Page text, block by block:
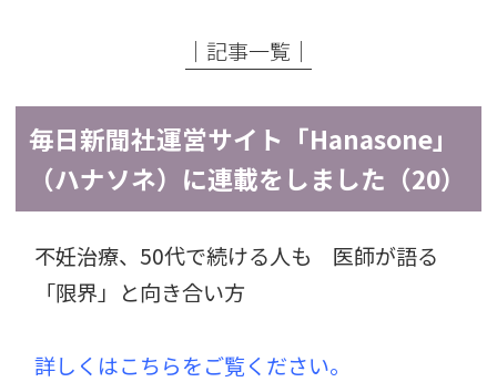
│記事一覧│
毎日新聞社運営サイト「Hanasone」
（ハナソネ）に連載をしました（20）
不妊治療、50代で続ける人も 医師が語る
「限界」と向き合い方
詳しくはこちらをご覧ください。